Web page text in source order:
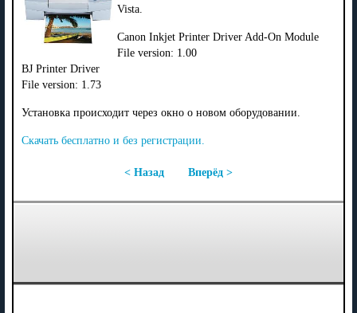
Vista.
Canon Inkjet Printer Driver Add-On Module
File version: 1.00
BJ Printer Driver
File version: 1.73
Установка происходит через окно о новом оборудовании.
Скачать бесплатно и без регистрации.
< Назад Вперёд >